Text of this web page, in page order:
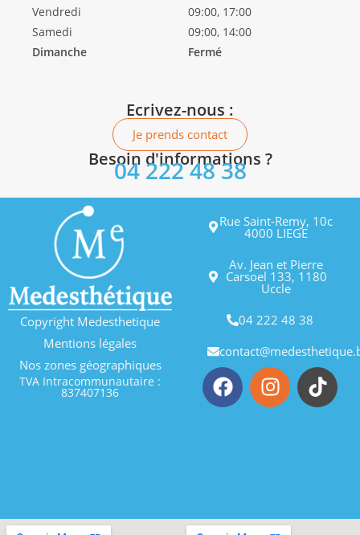
Vendredi
Samedi
Dimanche
09:00, 17:00
09:00, 14:00
Fermé
Ecrivez-nous :
Je prends contact
Besoin d'informations ?
04 222 48 38
Copyright Medesthetique
Mentions légales
Nos zones géographiques
TVA Intracommunautaire :
837407136
Rue Saint-Remy, 10c
4000 LIEGE
Av. Jean et Pierre
Carsoel 133, 1180
Uccle
04 222 48 38